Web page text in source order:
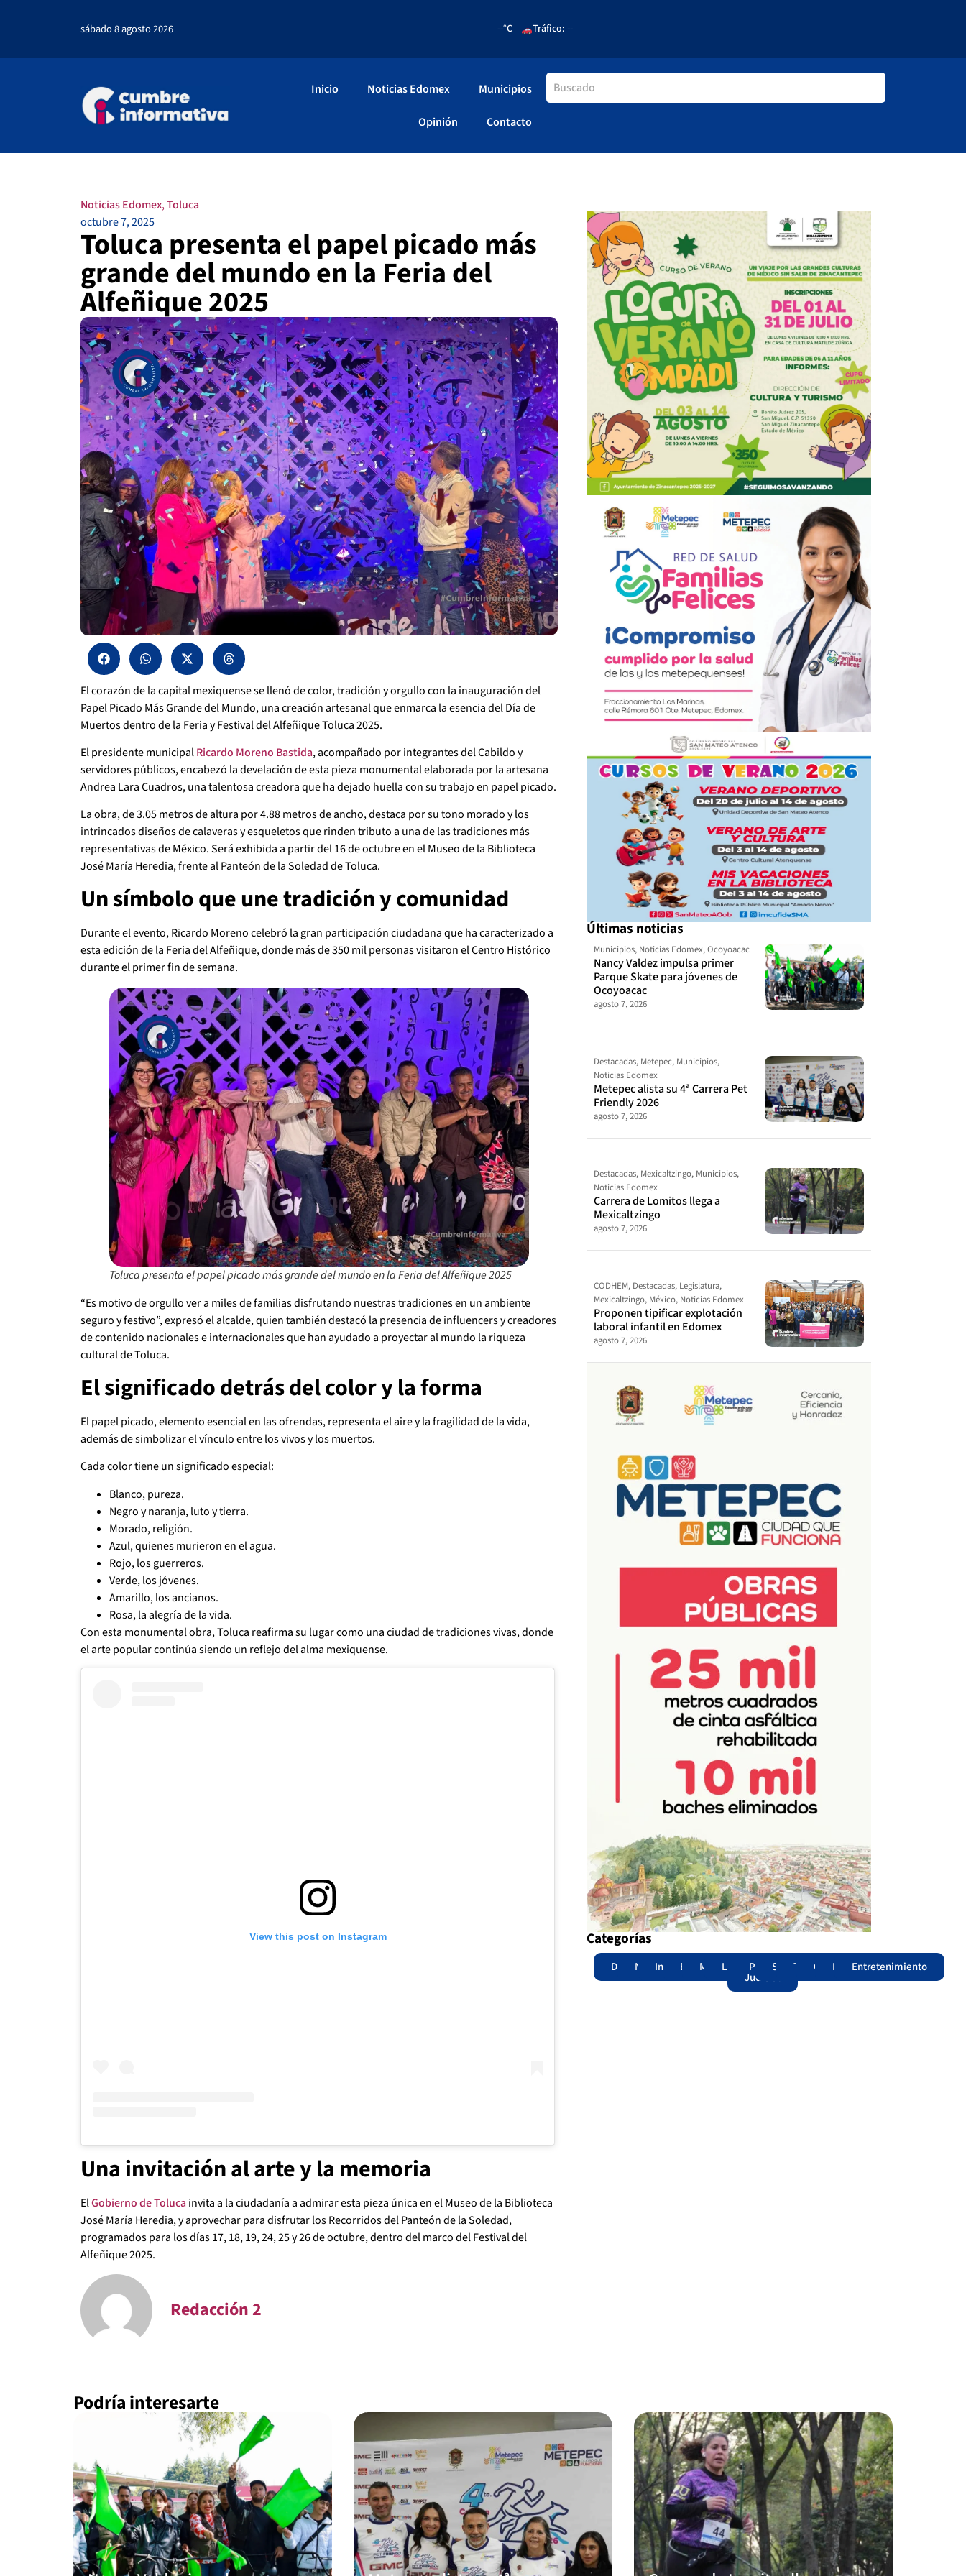
sábado 8 agosto 2026 --°C Tráfico: --
Inicio Noticias Edomex Municipios
Opinión Contacto
Noticias Edomex,Toluca
octubre 7, 2025
Toluca presenta el papel picado más
grande del mundo en la Feria del
Alfeñique 2025
El corazón de la capital mexiquense se llenó de color, tradición y orgullo con la inauguración del
Papel Picado Más Grande del Mundo, una creación artesanal que enmarca la esencia del Día de
Muertos dentro de la Feria y Festival del Alfeñique Toluca 2025.
El presidente municipalRicardo Moreno Bastida, acompañado por integrantes del Cabildo y
servidores públicos, encabezó la develación de esta pieza monumental elaborada por la artesana
Andrea Lara Cuadros, una talentosa creadora que ha dejado huella con su trabajo en papel picado.
La obra, de 3.05 metros de altura por 4.88 metros de ancho, destaca por su tono morado y los
intrincados diseños de calaveras y esqueletos que rinden tributo a una de las tradiciones más
representativas de México. Será exhibida a partir del 16 de octubre en el Museo de la Biblioteca
José María Heredia, frente al Panteón de la Soledad de Toluca.
Un símbolo que une tradición y comunidad
Durante el evento, Ricardo Moreno celebró la gran participación ciudadana que ha caracterizado a
esta edición de la Feria del Alfeñique, donde más de 350 mil personas visitaron el Centro Histórico
durante el primer fin de semana.
Toluca presenta el papel picado más grande del mundo en la Feria del Alfeñique 2025
“Es motivo de orgullo ver a miles de familias disfrutando nuestras tradiciones en un ambiente
seguro y festivo”, expresó el alcalde, quien también destacó la presencia de influencers y creadores
de contenido nacionales e internacionales que han ayudado a proyectar al mundo la riqueza
cultural de Toluca.
El significado detrás del color y la forma
El papel picado, elemento esencial en las ofrendas, representa el aire y la fragilidad de la vida,
además de simbolizar el vínculo entre los vivos y los muertos.
Cada color tiene un significado especial:
Blanco, pureza.
Negro y naranja, luto y tierra.
Morado, religión.
Azul, quienes murieron en el agua.
Rojo, los guerreros.
Verde, los jóvenes.
Amarillo, los ancianos.
Rosa, la alegría de la vida.
Con esta monumental obra, Toluca reafirma su lugar como una ciudad de tradiciones vivas, donde
el arte popular continúa siendo un reflejo del alma mexiquense.
View this post on Instagram
Una invitación al arte y la memoria
ElGobierno de Toluca invita a la ciudadanía a admirar esta pieza única en el Museo de la Biblioteca
José María Heredia, y aprovechar para disfrutar los Recorridos del Panteón de la Soledad,
programados para los días 17, 18, 19, 24, 25 y 26 de octubre, dentro del marco del Festival del
Alfeñique 2025.
Redacción 2
Últimas noticias
Municipios, Noticias Edomex,Ocoyoacac
Nancy Valdez impulsa primer
Parque Skate para jóvenes de
Ocoyoacac
agosto 7, 2026
Destacadas, Metepec, Municipios,
Noticias Edomex
Metepec alista su 4ª Carrera Pet
Friendly 2026
agosto 7, 2026
Destacadas, Mexicaltzingo, Municipios,
Noticias Edomex
Carrera de Lomitos llega a
Mexicaltzingo
agosto 7, 2026
CODHEM, Destacadas, Legislatura,
Mexicaltzingo, México, Noticias Edomex
Proponen tipificar explotación
laboral infantil en Edomex
agosto 7, 2026
Categorías
Destacadas
NacionalInternacional
EdomexMunicipiosLegislatura
Poder
Judicial
SeguridadTrámites
OpiniónLomitosEntretenimiento
Podría interesarte